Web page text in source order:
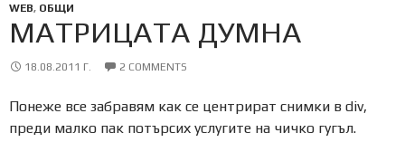
WEB, ОБЩИ
МАТРИЦАТА ДУМНА
18.08.2011 Г. 2 COMMENTS
Понеже все забравям как се центрират снимки в div,
преди малко пак потърсих услугите на чичко гугъл.